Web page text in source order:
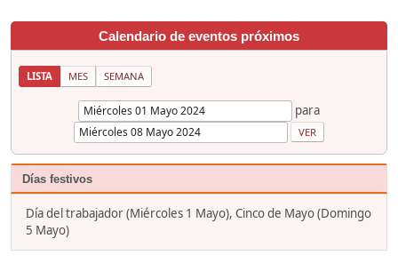
Calendario de eventos próximos
LISTA MES SEMANA
para
Días festivos
Día del trabajador (Miércoles 1 Mayo), Cinco de Mayo (Domingo
5 Mayo)